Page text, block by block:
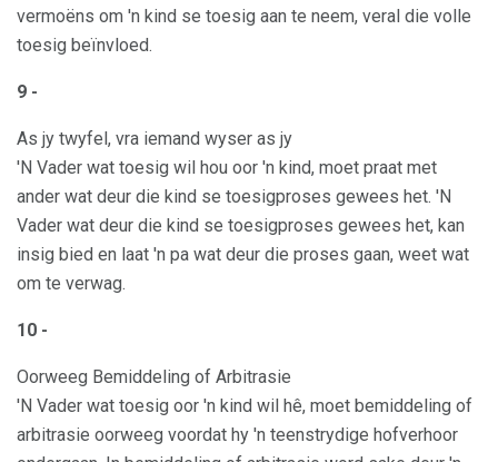
vermoëns om 'n kind se toesig aan te neem, veral die volle
toesig beïnvloed.
9 -
As jy twyfel, vra iemand wyser as jy
'N Vader wat toesig wil hou oor 'n kind, moet praat met
ander wat deur die kind se toesigproses gewees het. 'N
Vader wat deur die kind se toesigproses gewees het, kan
insig bied en laat 'n pa wat deur die proses gaan, weet wat
om te verwag.
10 -
Oorweeg Bemiddeling of Arbitrasie
'N Vader wat toesig oor 'n kind wil hê, moet bemiddeling of
arbitrasie oorweeg voordat hy 'n teenstrydige hofverhoor